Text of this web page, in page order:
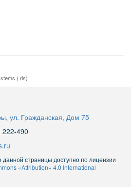
(.ris)
ул. Гражданская, Дом 75
490
страницы доступно по лицензии
«Attribution» 4.0 International